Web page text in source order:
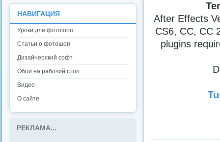
After Effects
CS6, CC, CC
plugins
НАВИГАЦИЯ
Уроки для фотошоп
Статьи о фотошоп
Дизайнерский софт
Обои на рабочий стол
Видео
О сайте
РЕКЛАМА...